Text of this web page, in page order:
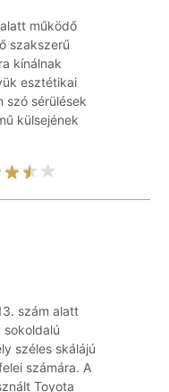
működő
szakszerű
kínálnak
esztétikai
szó sérülések
külsejének
szám alatt
sokoldalú
széles skálájú
számára. A
Toyota